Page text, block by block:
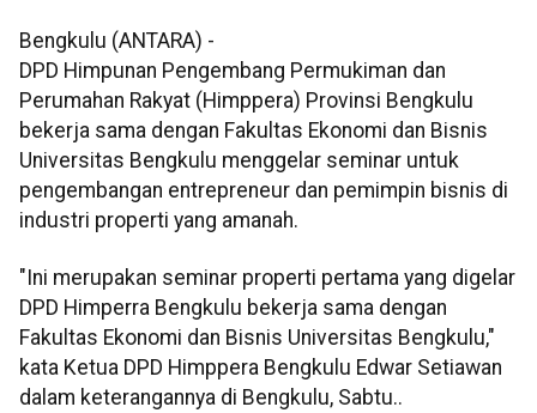
Bengkulu (ANTARA) -
DPD Himpunan Pengembang Permukiman dan
Perumahan Rakyat (Himppera) Provinsi Bengkulu
bekerja sama dengan Fakultas Ekonomi dan Bisnis
Universitas Bengkulu menggelar seminar untuk
pengembangan entrepreneur dan pemimpin bisnis di
industri properti yang amanah.
"Ini merupakan seminar properti pertama yang digelar
DPD Himperra Bengkulu bekerja sama dengan
Fakultas Ekonomi dan Bisnis Universitas Bengkulu,"
kata Ketua DPD Himppera Bengkulu Edwar Setiawan
dalam keterangannya di Bengkulu, Sabtu..